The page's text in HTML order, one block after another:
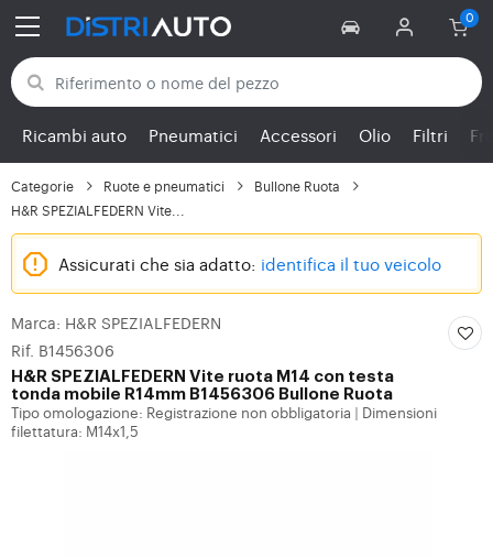
Torna alle categorie
Ricambi auto Pneumatici Accessori Olio Filtri
Categorie Ruote e pneumatici
Bullone Ruota
H&R SPEZIALFEDERN Vite...
Assicurati che sia adatto: identifica il tuo veicolo
Marca: H&R SPEZIALFEDERN
Rif. B1456306
H&R SPEZIALFEDERN Vite ruota M14 con testa
tonda mobile R14mm B1456306 Bullone Ruota
Tipo omologazione: Registrazione non obbligatoria
Dimensioni
filettatura: M14x1,5